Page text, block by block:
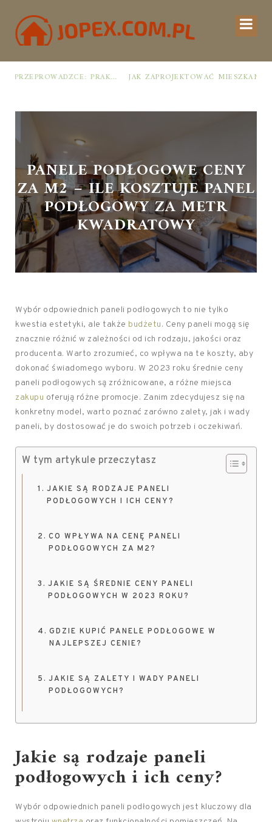
JAK ZAPROJEKTOWAĆ MIESZKANIE ŁATWE DO UTRZYMANIA W PORZĄDKU: PRAKTYCZNE ZASADY I SPRAWDZONE TRIKI
PANELE PODŁOGOWE CENY
ZA M2 – ILE KOSZTUJE PANEL
PODŁOGOWY ZA METR
KWADRATOWY
Wybór odpowiednich paneli podłogowych to nie tylko
kwestia estetyki, ale także budżetu. Ceny paneli mogą się
znacznie różnić w zależności od ich rodzaju, jakości oraz
producenta. Warto zrozumieć, co wpływa na te koszty, aby
dokonać świadomego wyboru. W 2023 roku średnie ceny
paneli podłogowych są zróżnicowane, a różne miejsca
zakupu oferują różne promocje. Zanim zdecydujesz się na
konkretny model, warto poznać zarówno zalety, jak i wady
paneli, by dostosować je do swoich potrzeb i oczekiwań.
W tym artykule przeczytasz
JAKIE SĄ RODZAJE PANELI
PODŁOGOWYCH I ICH CENY?
CO WPŁYWA NA CENĘ PANELI
PODŁOGOWYCH ZA M2?
JAKIE SĄ ŚREDNIE CENY PANELI
PODŁOGOWYCH W 2023 ROKU?
GDZIE KUPIĆ PANELE PODŁOGOWE W
NAJLEPSZEJ CENIE?
JAKIE SĄ ZALETY I WADY PANELI
PODŁOGOWYCH?
Jakie są rodzaje paneli
podłogowych i ich ceny?
Wybór odpowiednich paneli podłogowych jest kluczowy dla